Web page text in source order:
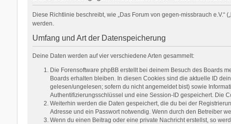
Diese Richtlinie beschreibt, wie „Das Forum von gegen-missbrauch
werden.
Umfang und Art der Datenspeicherung
Deine Daten werden auf vier verschiedene Arten gesammelt:
Die Forensoftware phpBB erstellt bei deinem Besuch des Boards
Boards erhalten bleiben. In diesen Cookies sind die aktuelle ID
gelesen/ungelesen; sofern du nicht angemeldet bist) sowie
Authentifizierungsschlüssel und eine Session-ID gespeichert. Die
Weiterhin werden die Daten gespeichert, die du bei der
Adresse und ein Passwort notwendig. Wenn durch den Betreiber
Wenn du einen Beitrag oder eine private Nachricht erstellst, so